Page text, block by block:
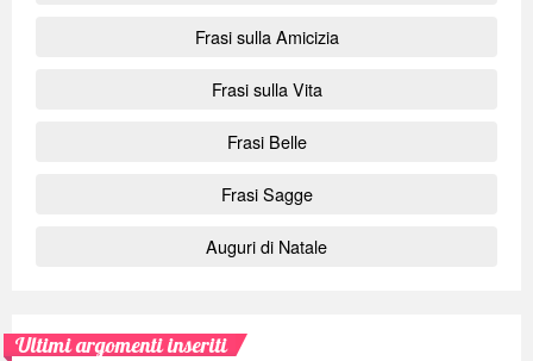
Frasi sulla Amicizia
Frasi sulla Vita
Frasi Belle
Frasi Sagge
Auguri di Natale
Ultimi argomenti inseriti